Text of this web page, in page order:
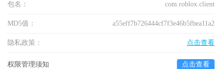
包名： com.roblox.client
MD5值： a55eff7b726444cf7f3e46b5fbea11a2
隐私政策： 点击查看
权限管理须知 点击查看